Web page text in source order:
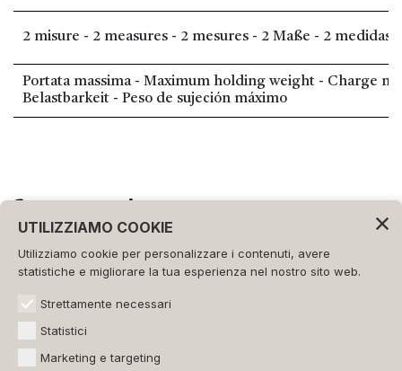
2 misure - 2 measures - 2 mesures - 2 Maße - 2 medidas
Portata massima - Maximum holding weight - Charge
Belastbarkeit - Peso de sujeción máximo
©2026 - FORMAT s.r.l.
CONTATTI
Via Istria 3
31046 Oderzo Italy
UTILIZZIAMO COOKIE
Utilizziamo cookie per personalizzare i contenuti, avere
statistiche e migliorare la tua esperienza nel nostro sito web.
Strettamente necessari
Statistici
Marketing e targeting